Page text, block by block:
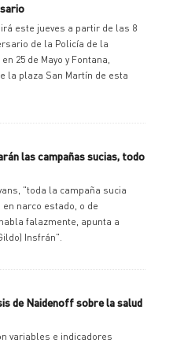
este jueves a partir de las 8
de la Policía de la
25 de Mayo y Fontana,
la plaza San Martín de esta
las campañas sucias, todo
"toda la campaña sucia
narco estado, o de
falazmente, apunta a
Insfrán".
de Naidenoff sobre la salud
variables e indicadores